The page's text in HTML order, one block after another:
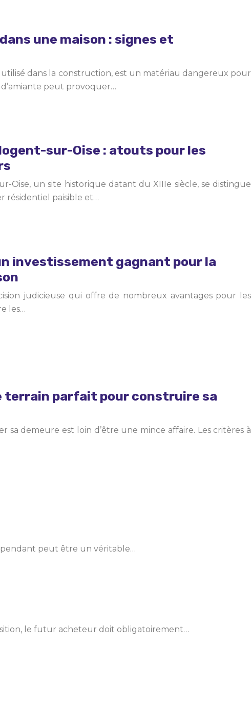
une maison : signes et
utilisé dans la construction, est un matériau dangereux pour
d’amiante peut provoquer…
sur-Oise : atouts pour les
Oise, un site historique datant du XIIIe siècle, se distingue
résidentiel paisible et…
investissement gagnant pour la
judicieuse qui offre de nombreux avantages pour les
les…
terrain parfait pour construire sa
sa demeure est loin d’être une mince affaire. Les critères à
peut être un véritable…
le futur acheteur doit obligatoirement…